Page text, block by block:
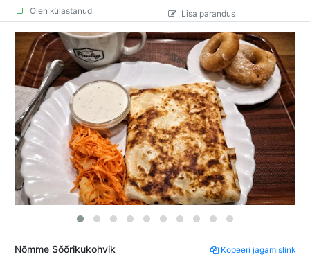
Olen külastanud
Lisa parandus
Nõmme Sõõrikukohvik Kopeeri jagamislink